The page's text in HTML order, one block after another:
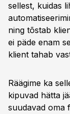
sellest, kuidas
ning tõstab
ei päde enam
klient tahab
Räägime ka
kipuvad hätta
suudavad oma